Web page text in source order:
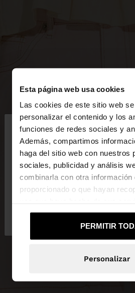
Esta página web usa cookies
Las cookies de este sitio web
personalizar el contenido y los
funciones de redes sociales y
Además, compartimos
haga del sitio web con nuestros
sociales, publicidad y análisis
combinarla con otra información
proporcionado o que hayan
PERMITIR
Personalizar
hola
Estás accediendo a la web de
la web de United States?